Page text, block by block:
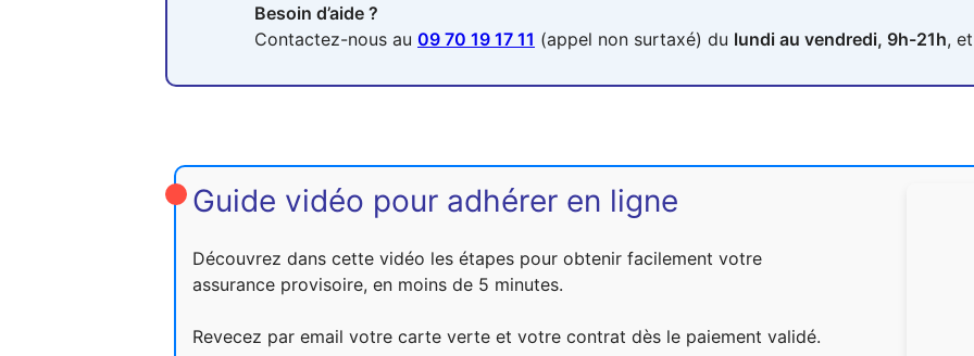
Besoin d’aide ?
Contactez-nous au 09 70 19 17 11 (appel non surtaxé) du lundi au vendredi, 9h-21h,
Guide vidéo pour adhérer en ligne
Découvrez dans cette vidéo les étapes pour obtenir facilement votre
assurance provisoire, en moins de 5 minutes.
Revecez par email votre carte verte et votre contrat dès le paiement validé.